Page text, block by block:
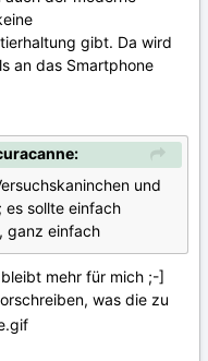
gibt. Da wird
an das Smartphone
und
es sollte einfach
ganz einfach
mehr für mich ;-]
was die zu